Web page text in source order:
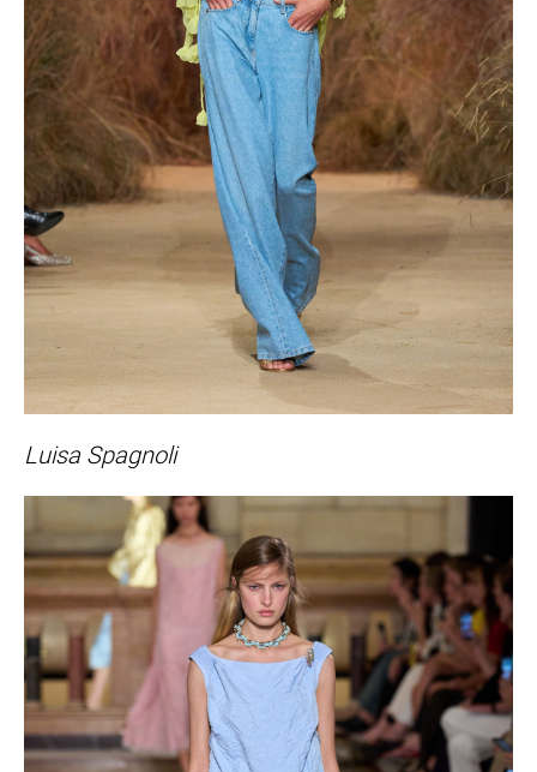
Luisa Spagnoli